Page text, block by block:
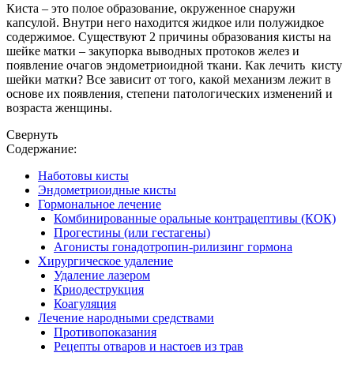
Киста – это полое образование, окруженное снаружи
капсулой. Внутри него находится жидкое или полужидкое
содержимое. Существуют 2 причины образования кисты на
шейке матки – закупорка выводных протоков желез и
появление очагов эндометриоидной ткани. Как лечить кисту
шейки матки? Все зависит от того, какой механизм лежит в
основе их появления, степени патологических изменений и
возраста женщины.
Свернуть
Содержание:
Наботовы кисты
Эндометриоидные кисты
Гормональное лечение
Комбинированные оральные контрацептивы (КОК)
Прогестины (или гестагены)
Агонисты гонадотропин-рилизинг гормона
Хирургическое удаление
Удаление лазером
Криодеструкция
Коагуляция
Лечение народными средствами
Противопоказания
Рецепты отваров и настоев из трав